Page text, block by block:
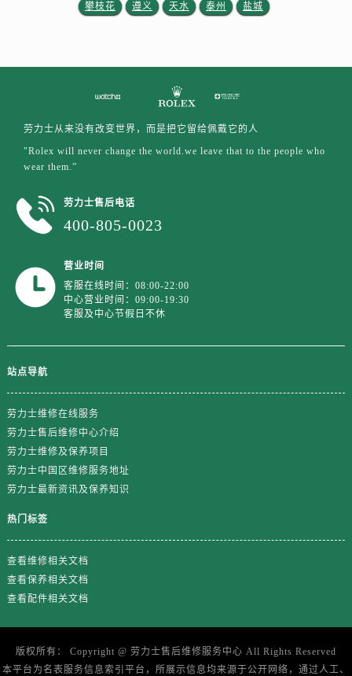
攀枝花 遵义 天水 泰州 盐城
劳力士从来没有改变世界，而是把它留给佩戴它的人
"Rolex will never change the world.we leave that to the people who
wear them.”
劳力士售后电话
400-805-0023
营业时间
客服在线时间：08:00-22:00
中心营业时间：09:00-19:30
客服及中心节假日不休
站点导航
劳力士维修在线服务
劳力士售后维修中心介绍
劳力士维修及保养项目
劳力士中国区维修服务地址
劳力士最新资讯及保养知识
热门标签
查看维修相关文档
查看保养相关文档
查看配件相关文档
版权所有： Copyright @ 劳力士售后维修服务中心 All Rights Reserved
本平台为名表服务信息索引平台，所展示信息均来源于公开网络，通过人工、